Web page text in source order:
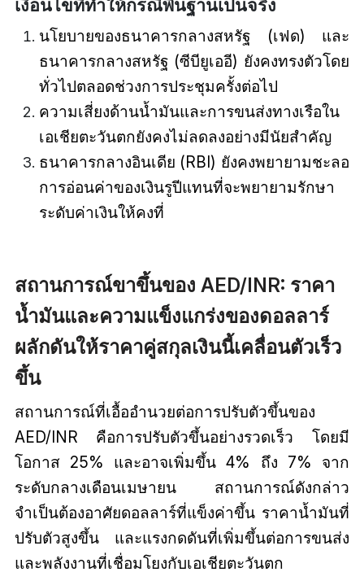
เงื่อนไขที่ทำให้กรณีพื้นฐานเป็นจริง
นโยบายของธนาคารกลางสหรัฐ (เฟด) และ
ธนาคารกลางสหรัฐ (ซีบียูเออี) ยังคงทรงตัวโดย
ทั่วไปตลอดช่วงการประชุมครั้งต่อไป
ความเสี่ยงด้านน้ำมันและการขนส่งทางเรือใน
เอเชียตะวันตกยังคงไม่ลดลงอย่างมีนัยสำคัญ
ธนาคารกลางอินเดีย (RBI) ยังคงพยายามชะลอ
การอ่อนค่าของเงินรูปีแทนที่จะพยายามรักษา
ระดับค่าเงินให้คงที่
สถานการณ์ขาขึ้นของ AED/INR: ราคา
น้ำมันและความแข็งแกร่งของดอลลาร์
ผลักดันให้ราคาคู่สกุลเงินนี้เคลื่อนตัวเร็ว
ขึ้น
สถานการณ์ที่เอื้ออำนวยต่อการปรับตัวขึ้นของ
AED/INR คือการปรับตัวขึ้นอย่างรวดเร็ว โดยมี
โอกาส 25% และอาจเพิ่มขึ้น 4% ถึง 7% จาก
ระดับกลางเดือนเมษายน สถานการณ์ดังกล่าว
จำเป็นต้องอาศัยดอลลาร์ที่แข็งค่าขึ้น ราคาน้ำมันที่
ปรับตัวสูงขึ้น และแรงกดดันที่เพิ่มขึ้นต่อการขนส่ง
และพลังงานที่เชื่อมโยงกับเอเชียตะวันตก